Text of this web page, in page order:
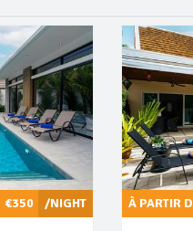
/NIGHT
€350 À PARTIR